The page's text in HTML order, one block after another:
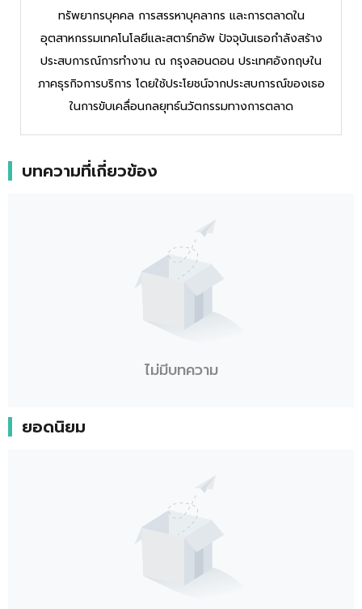
ทรัพยากรบุคคล การสรรหาบุคลากร และการตลาดใน
อุตสาหกรรมเทคโนโลยีและสตาร์ทอัพ ปัจจุบันเธอกำลังสร้าง
ประสบการณ์การทำงาน ณ กรุงลอนดอน ประเทศอังกฤษใน
ภาคธุรกิจการบริการ โดยใช้ประโยชน์จากประสบการณ์ของเธอ
ในการขับเคลื่อนกลยุทธ์นวัตกรรมทางการตลาด
บทความที่เกี่ยวข้อง
ไม่มีบทความ
ยอดนิยม